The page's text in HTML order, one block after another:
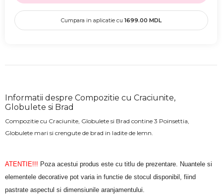
Cumpara in aplicatie cu 1699.00 MDL
Informatii despre Compozitie cu Craciunite,
Globulete si Brad
Compozitie cu Craciunite, Globulete si Brad contine 3 Poinsettia,
Globulete mari si crengute de brad in ladite de lemn.
ATENTIE!!! Poza acestui produs este cu titlu de prezentare. Nuantele si
elementele decorative pot varia in functie de stocul disponibil, fiind
pastrate aspectul si dimensiunile aranjamentului.